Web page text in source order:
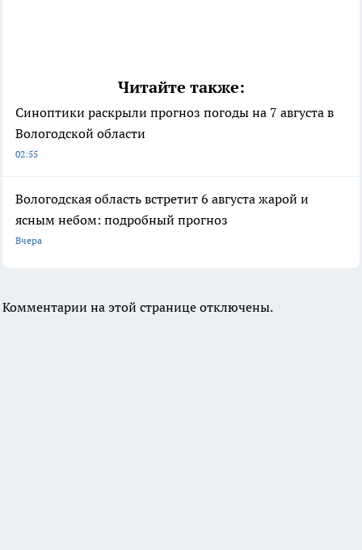
Читайте также:
Синоптики раскрыли прогноз погоды на 7 августа в
Вологодской области
02:55
Вологодская область встретит 6 августа жарой и
ясным небом: подробный прогноз
Вчера
Комментарии на этой странице отключены.